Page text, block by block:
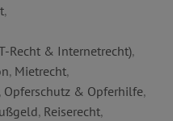
,
Recht & Internetrecht),
, Mietrecht,
, Opferschutz & Opferhilfe,
, Reiserecht,